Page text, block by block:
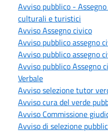
Avviso pubblico -
culturali e turistici
Avviso Assegno civico
Avviso pubblico assegno
Avviso pubblico assegno
Avviso pubblico Assegno
Verbale
Avviso selezione tutor
Avviso cura del verde
Avviso Commissione
Avviso di selezione